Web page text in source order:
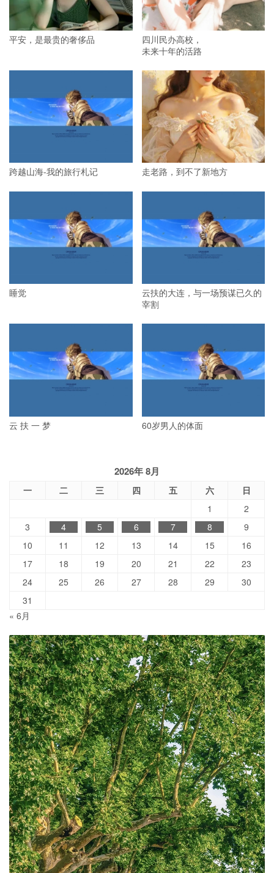
平安，是最贵的奢侈品
四川民办高校，
未来十年的活路
跨越山海-我的旅行札记 走老路，到不了新地方
睡觉
云扶的大连，与一场预谋已久的
宰割
云 扶 一 梦 60岁男人的体面
2026年 8月
一 二 三 四 五 六
日
1
2
3
4 5 6 7 8
9
10
11 12 13 14 15
16
17
18 19 20 21 22
23
24
25 26 27 28 29
30
31
« 6月